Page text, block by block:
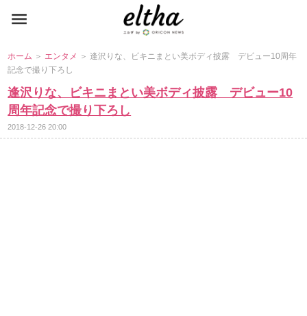
ホーム ＞ エンタメ ＞ 逢沢りな、ビキニまとい美ボディ披露 デビュー10周年
記念で撮り下ろし
逢沢りな、ビキニまとい美ボディ披露 デビュー10
周年記念で撮り下ろし
2018-12-26 20:00